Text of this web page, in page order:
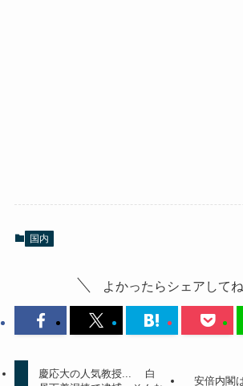
国内
よかったらシェアしてね
慶応大の人気教授... 白
安倍内閣